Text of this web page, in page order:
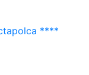
****